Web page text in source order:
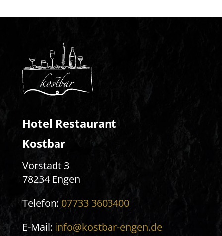
Hotel Restaurant
Kostbar
Vorstadt 3
78234 Engen
Telefon: 07733 3603400
E-Mail: info@kostbar-engen.de